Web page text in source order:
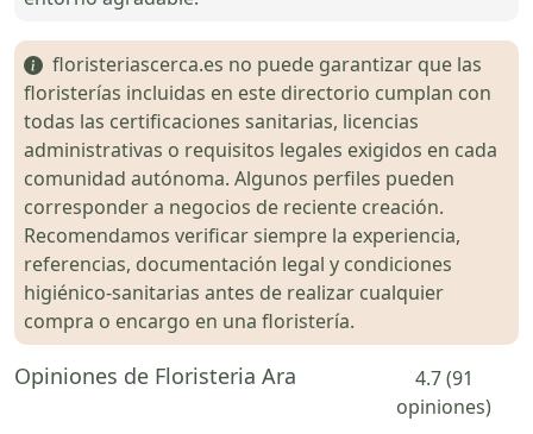
floristeriascerca.es no puede garantizar que las
floristerías incluidas en este directorio cumplan con
todas las certificaciones sanitarias, licencias
administrativas o requisitos legales exigidos en cada
comunidad autónoma. Algunos perfiles pueden
corresponder a negocios de reciente creación.
Recomendamos verificar siempre la experiencia,
referencias, documentación legal y condiciones
higiénico-sanitarias antes de realizar cualquier
compra o encargo en una floristería.
Opiniones de Floristeria Ara
4.7 (91
opiniones)